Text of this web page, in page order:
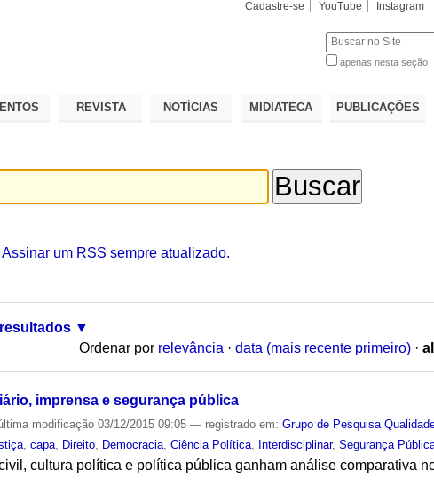
Cadastre-se YouTube Instagram
apenas nesta seção
REVISTA NOTÍCIAS MIDIATECA PUBLICAÇÕES
Assinar um RSS sempre atualizado.
Ordenar por relevância · data (mais recente primeiro) ·
imprensa e segurança pública
modificação 03/12/2015 09:05— registrado em:Grupo de Pesquisa
,capa Direito Democracia ,Ciência Política Interdisciplinar,Segurança
cultura política e política pública ganham análise comparativa